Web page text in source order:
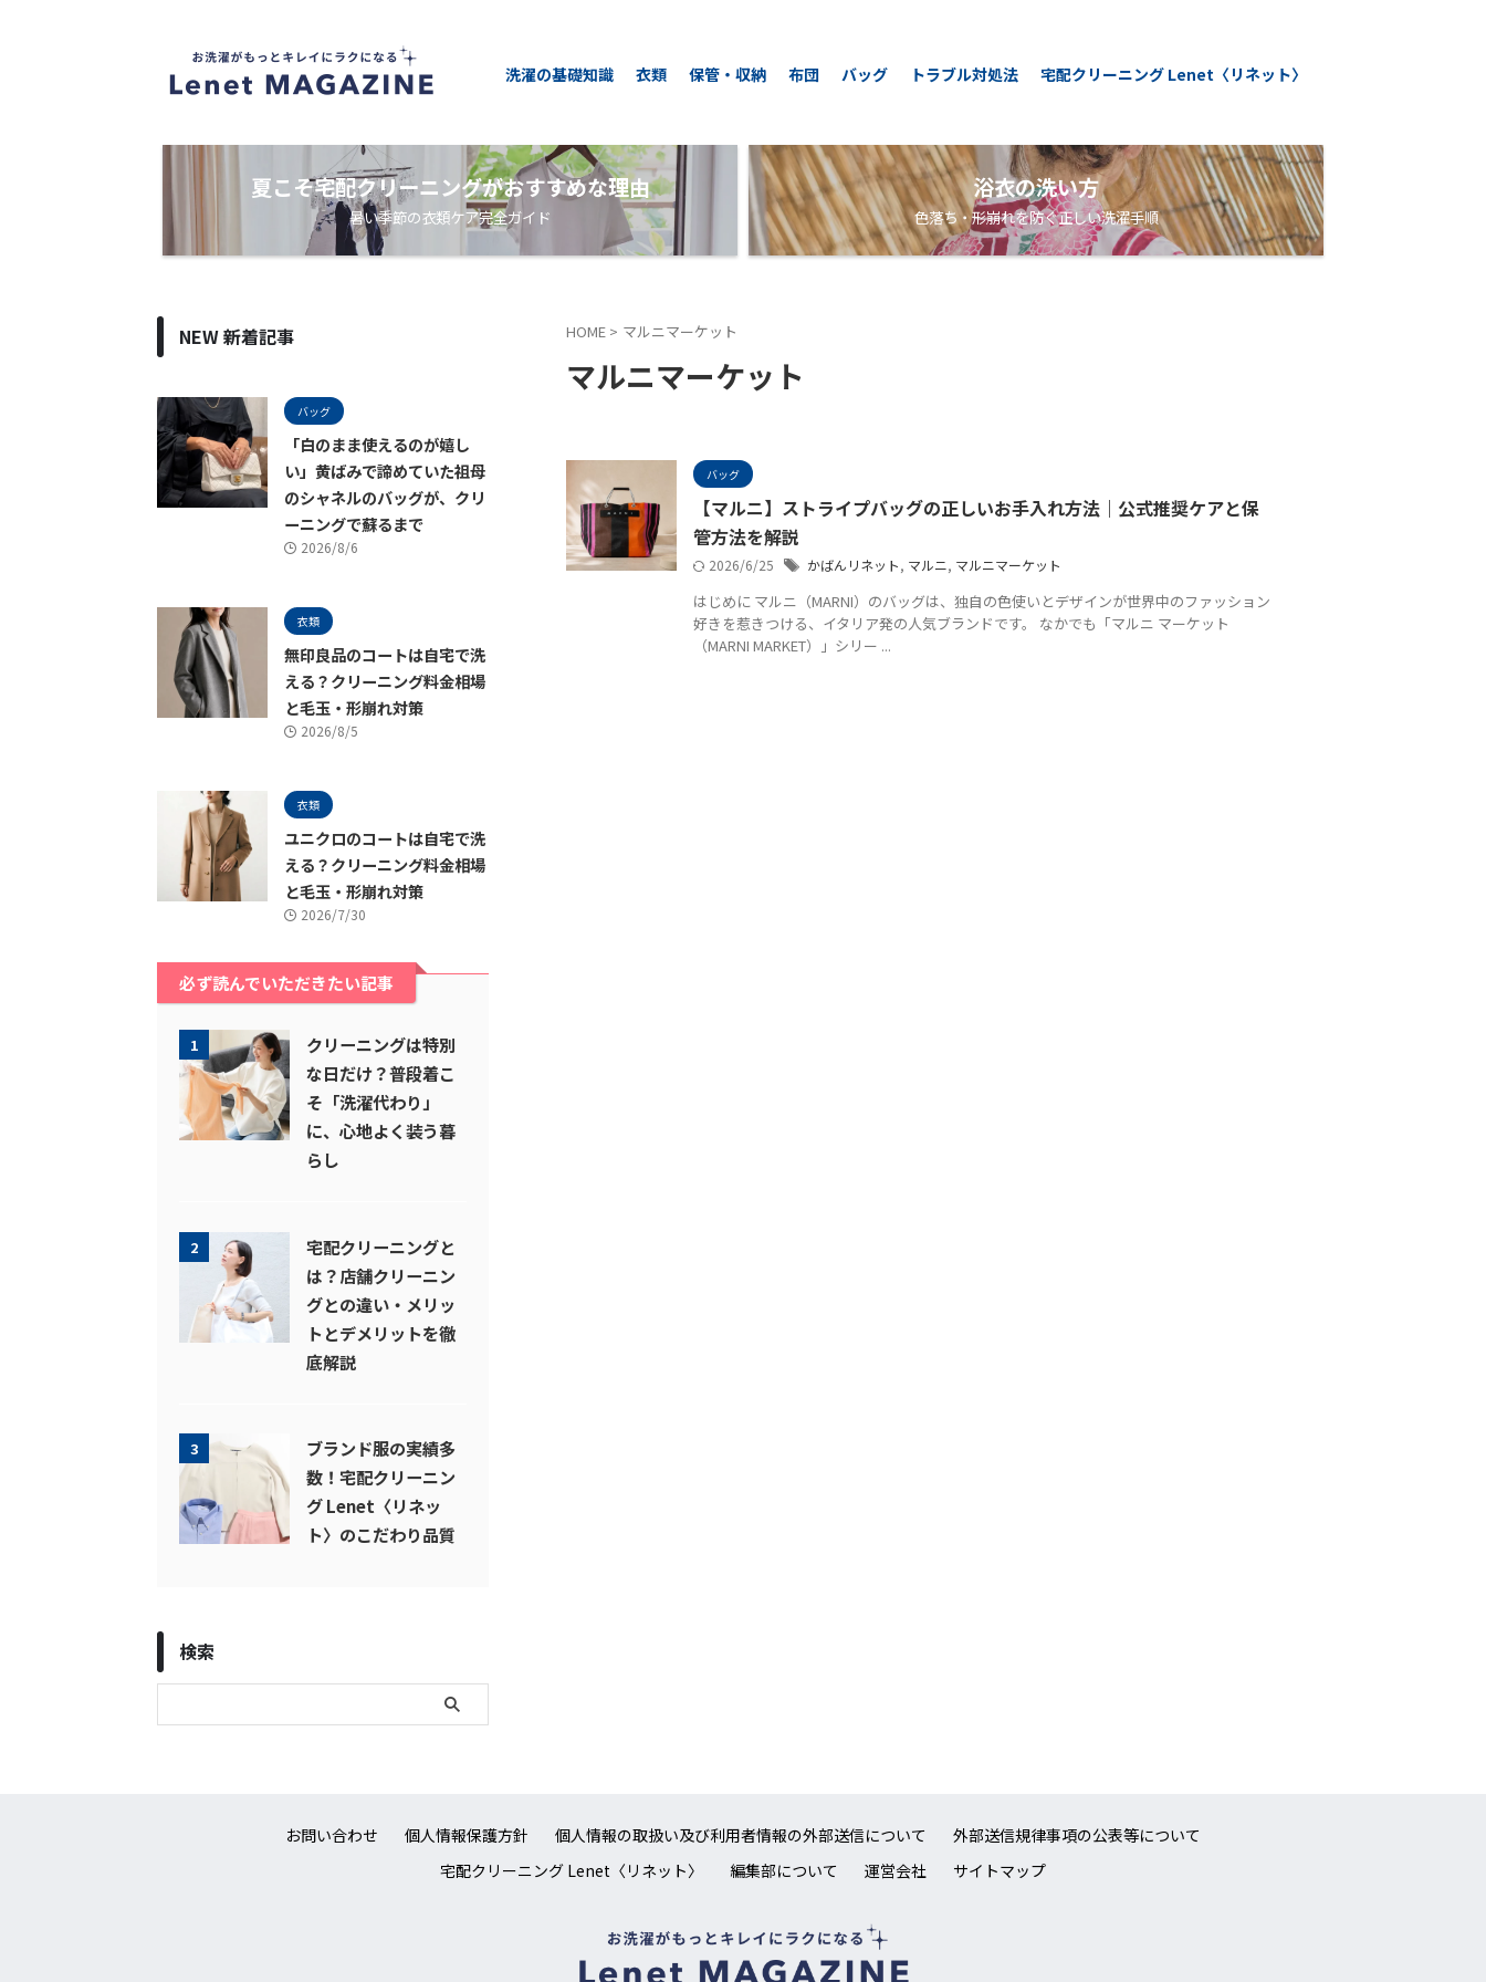
類
ケ
洗
ウ
ハ
ウ
メ
洗濯の基礎知識 衣類 保管・収納 布団 バッグ トラブル対処法 宅配クリーニング Lenet〈リネット〉
夏こそ宅配クリーニングがおすすめな理由
暑い季節の衣類ケア完全ガイド
浴衣の洗い方
色落ち・形崩れを防ぐ正しい洗濯手順
HOME > マルニマーケット
マルニマーケット
バッグ
【マルニ】ストライプバッグの正しいお手入れ方法｜公式推奨ケアと保
管方法を解説
2026/6/25 かばんリネット, マルニ, マルニマーケット
はじめに マルニ（MARNI）のバッグは、独自の色使いとデザインが世界中のファッション
好きを惹きつける、イタリア発の人気ブランドです。 なかでも「マルニ マーケット
（MARNI MARKET）」シリー ...
NEW 新着記事
バッグ
「白のまま使えるのが嬉し
い」黄ばみで諦めていた祖母
のシャネルのバッグが、クリ
ーニングで蘇るまで
2026/8/6
衣類
無印良品のコートは自宅で洗
える？クリーニング料金相場
と毛玉・形崩れ対策
2026/8/5
衣類
ユニクロのコートは自宅で洗
える？クリーニング料金相場
と毛玉・形崩れ対策
2026/7/30
必ず読んでいただきたい記事
1
クリーニングは特別
な日だけ？普段着こ
そ「洗濯代わり」
に、心地よく装う暮
らし
2
宅配クリーニングと
は？店舗クリーニン
グとの違い・メリッ
トとデメリットを徹
底解説
3
ブランド服の実績多
数！宅配クリーニン
グ Lenet〈リネッ
ト〉のこだわり品質
検索
お問い合わせ 個人情報保護方針 個人情報の取扱い及び利用者情報の外部送信について
外部送信規律事項の公表等について
宅配クリーニング Lenet〈リネット〉
編集部について 運営会社 サイトマップ